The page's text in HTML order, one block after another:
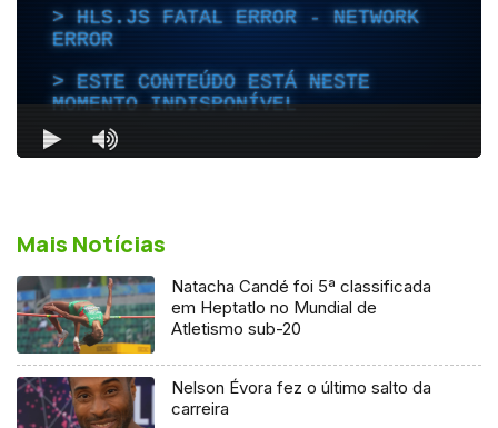
Mais Notícias
Natacha Candé foi 5ª classificada
em Heptatlo no Mundial de
Atletismo sub-20
Nelson Évora fez o último salto da
carreira